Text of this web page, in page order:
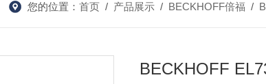
您的位置： 首页/ 产品展示/ BECKHOFF倍福 /
BECKHOFF